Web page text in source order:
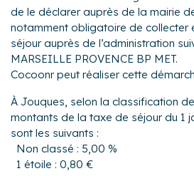
de le déclarer auprès de la mairie
notamment obligatoire de collecter
séjour auprès de l’administration
MARSEILLE PROVENCE BP MET.
Cocoonr peut réaliser cette
À Jouques, selon la classification
montants de la taxe de séjour du 1
sont les suivants :
Non classé : 5,00 %
1 étoile : 0,80 €